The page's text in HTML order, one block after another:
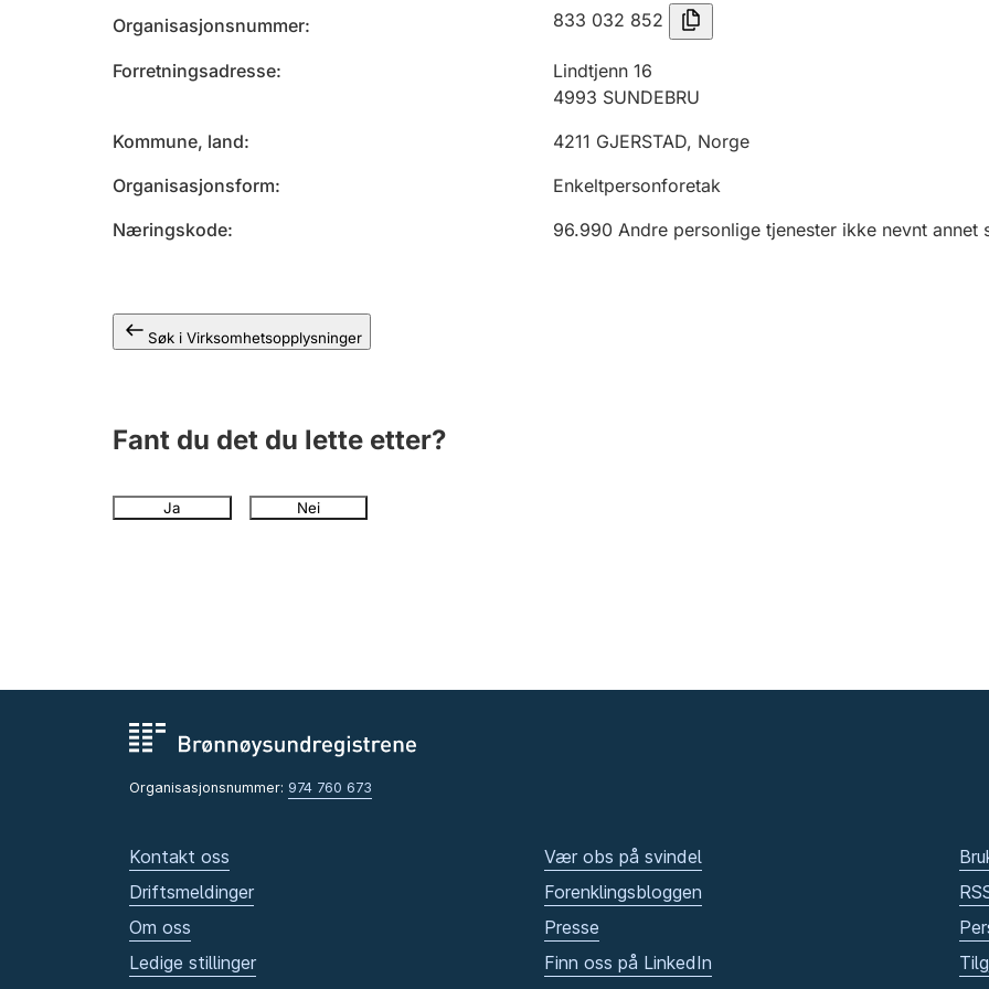
Organisasjonsnummer 833 032 852
Forretningsadresse
Lindtjenn 16
4993 SUNDEBRU
Kommune, land
4211 GJERSTAD, Norge
Organisasjonsform
Enkeltpersonforetak
Næringskode
96.990 Andre personlige tjenester ikke nevnt annet
Søk i Virksomhetsopplysninger
Fant du det du lette etter?
Ja Nei
Organisasjonsnummer: 974 760 673
Kontakt oss
Driftsmeldinger
Om oss
Ledige stillinger
Vær obs på svindel
Forenklingsbloggen
Presse
Finn oss på LinkedIn